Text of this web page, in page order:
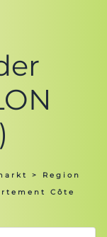
> Region
Côte